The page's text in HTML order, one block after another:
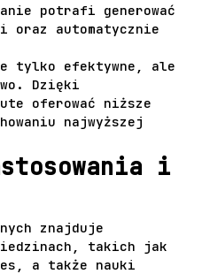
potrafi generować
oraz automatycznie
tylko efektywne, ale
Dzięki
oferować niższe
najwyższej
i
znajduje
takich jak
a także nauki